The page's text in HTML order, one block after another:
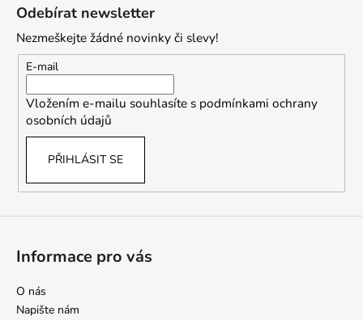
Odebírat newsletter
Nezmeškejte žádné novinky či slevy!
E-mail
Vložením e-mailu souhlasíte s podmínkami ochrany
osobních údajů
PŘIHLÁSIT SE
Informace pro vás
O nás
Napište nám